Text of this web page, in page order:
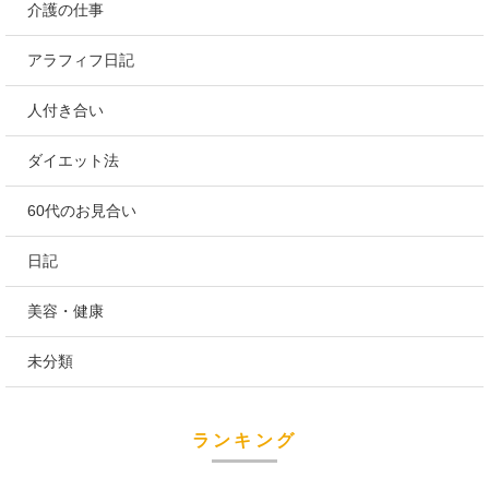
介護の仕事
アラフィフ日記
人付き合い
ダイエット法
60代のお見合い
日記
美容・健康
未分類
ランキング